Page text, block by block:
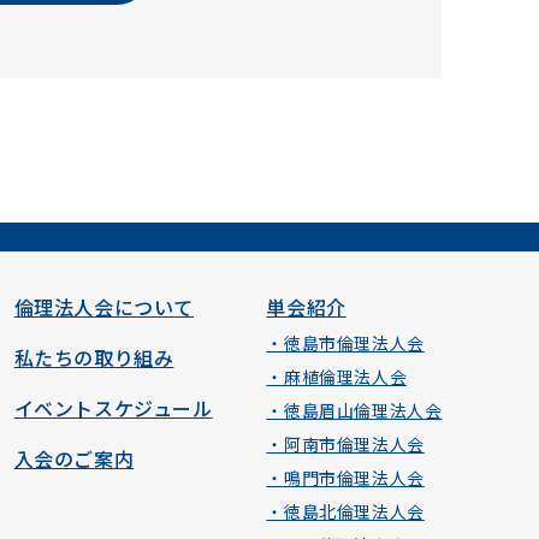
倫理法人会について
私たちの取り組み
イベントスケジュール
入会のご案内
単会紹介
・徳島市倫理法人会
・麻植倫理法人会
・徳島眉山倫理法人会
・阿南市倫理法人会
・鳴門市倫理法人会
・徳島北倫理法人会